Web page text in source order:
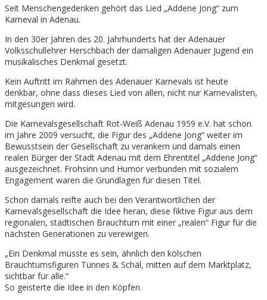
Seit Menschengedenken gehört das Lied „Addene Jong“ zum
Karneval in Adenau.
In den 30er Jahren des 20. Jahrhunderts hat der Adenauer
Volksschullehrer Herschbach der damaligen Adenauer Jugend ein
musikalisches Denkmal gesetzt.
Kein Auftritt im Rahmen des Adenauer Karnevals ist heute
denkbar, ohne dass dieses Lied von allen, nicht nur Karnevalisten,
mitgesungen wird.
Die Karnevalsgesellschaft Rot-Weiß Adenau 1959 e.V. hat schon
im Jahre 2009 versucht, die Figur des „Addene Jong“ weiter im
Bewusstsein der Gesellschaft zu verankern und damals einen
realen Bürger der Stadt Adenau mit dem Ehrentitel „Addene Jong“
ausgezeichnet. Frohsinn und Humor verbunden mit sozialem
Engagement waren die Grundlagen für diesen Titel.
Schon damals reifte auch bei den Verantwortlichen der
Karnevalsgesellschaft die Idee heran, diese fiktive Figur aus dem
regionalen, städtischen Brauchtum mit einer „realen“ Figur für die
nächsten Generationen zu verewigen.
„Ein Denkmal müsste es sein, ähnlich den kölschen
Brauchtumsfiguren Tünnes & Schäl, mitten auf dem Marktplatz,
sichtbar für alle.“
So geisterte die Idee in den Köpfen.